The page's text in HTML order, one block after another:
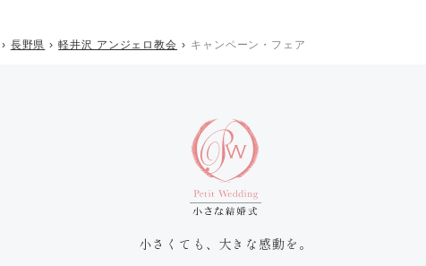
長野県 軽井沢 アンジェロ教会 キャンペーン・フェア
小さくても、大きな感動を。